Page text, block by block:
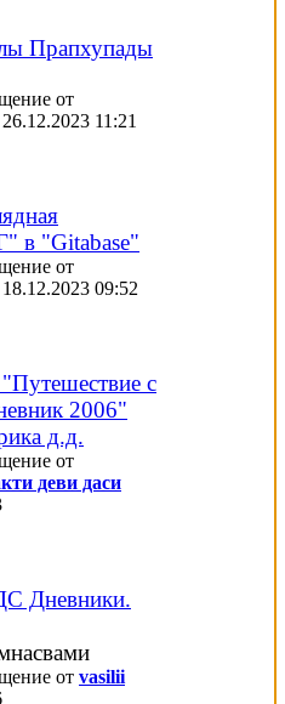
Прапхупады
от
26.12.2023 11:21
в "Gitabase"
от
18.12.2023 09:52
с
2006"
д.д.
от
деви даси
Дневники.
от vasilii